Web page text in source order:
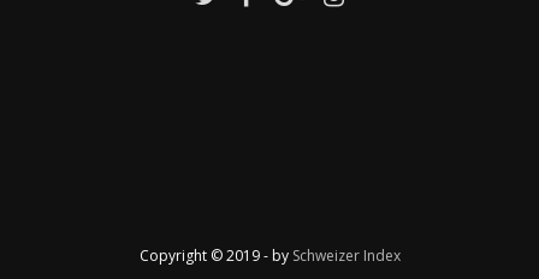
Copyright © 2019 - by Schweizer Index